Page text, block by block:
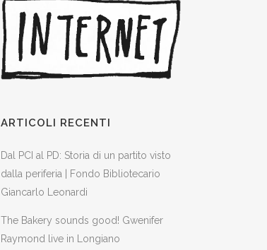
ARTICOLI RECENTI
Dal PCI al PD: Storia di un partito visto
dalla periferia | Fondo Bibliotecario
Giancarlo Leonardi
The Bakery sounds good! Gwenifer
Raymond live in Longiano